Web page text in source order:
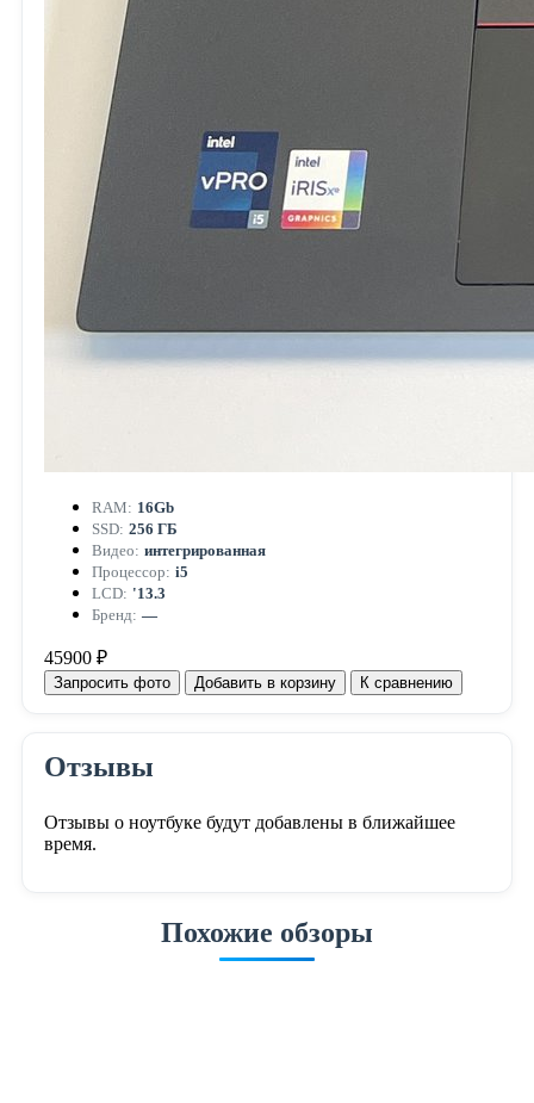
RAM: 16Gb
SSD: 256 ГБ
Видео: интегрированная
Процессор: i5
LCD: '13.3
Бренд: —
45900 ₽
Запросить фото Добавить в корзину К сравнению
Отзывы
Отзывы о ноутбуке будут добавлены в ближайшее
время.
Похожие обзоры